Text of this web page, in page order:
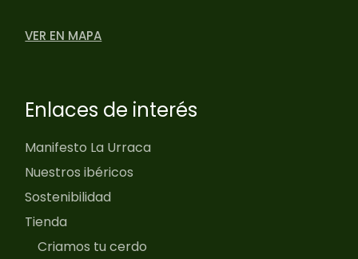
VER EN MAPA
Enlaces de interés
Manifesto La Urraca
Nuestros ibéricos
Sostenibilidad
Tienda
Criamos tu cerdo